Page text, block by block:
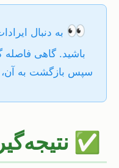
👀 به دنبال
باشید. گاهی فاصله
سپس بازگشت به آن،
✅